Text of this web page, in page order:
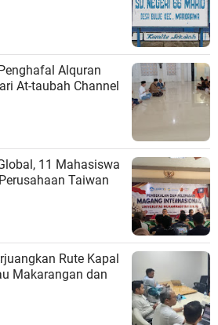
Alquran
At-taubah Channel
11 Mahasiswa
Taiwan
Rute Kapal
Makarangan dan